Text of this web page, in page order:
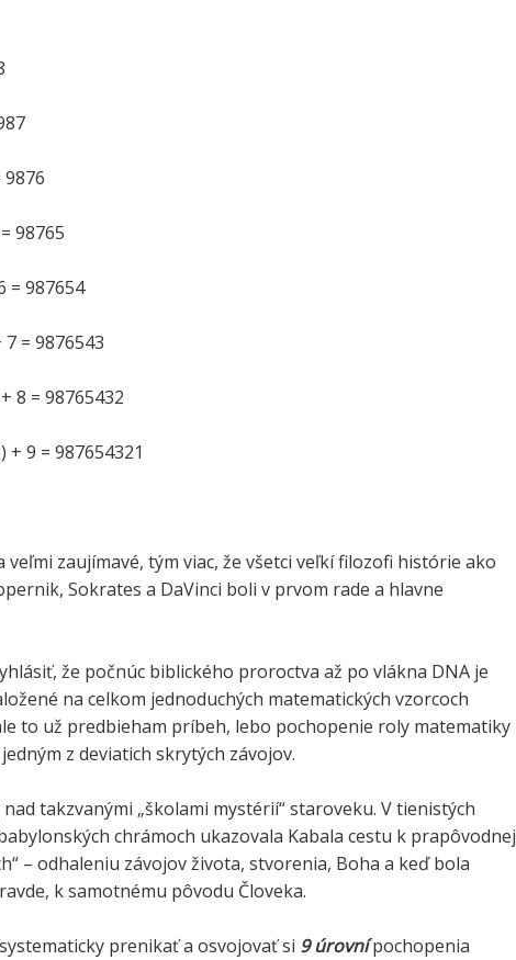
9876
98765
= 987654
7 = 9876543
8 = 98765432
+ 9 = 987654321
veľmi zaujímavé, tým viac, že všetci veľkí filozofi histórie ako
Sokrates a DaVinci boli v prvom rade a hlavne
že počnúc biblického proroctva až po vlákna DNA je
na celkom jednoduchých matematických vzorcoch
to už predbieham príbeh, lebo pochopenie roly matematiky
z deviatich skrytých závojov.
takzvanými „školami mystérií“ staroveku. V tienistých
chrámoch ukazovala Kabala cestu k prapôvodnej
– odhaleniu závojov života, stvorenia, Boha a keď bola
k samotnému pôvodu Človeka.
prenikať a osvojovať si 9 úrovnípochopenia